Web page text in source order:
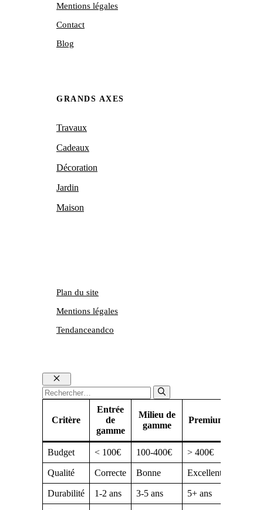
Mentions légales
Contact
Blog
GRANDS AXES
Travaux
Cadeaux
Décoration
Jardin
Maison
Tendanceandco
Plan du site
Mentions légales
Fermer
Rechercher :
Critère
Entrée
de
gamme
Milieu de
gamme
Premium
Budget < 100€ 100-400€ > 400€
Qualité Correcte Bonne Excellente
Durabilité 1-2 ans 3-5 ans 5+ ans